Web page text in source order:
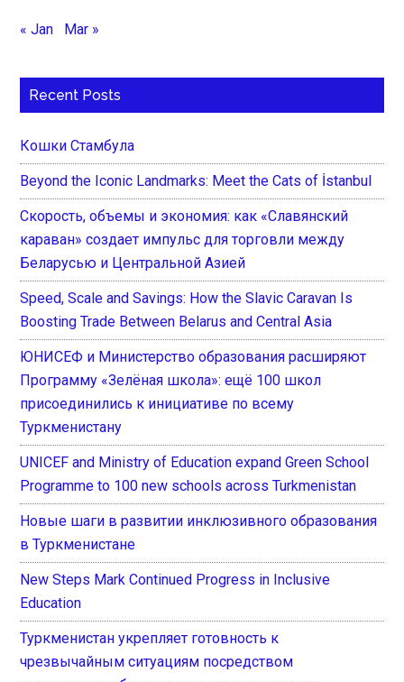
« Jan Mar »
Recent Posts
Кошки Стамбула
Beyond the Iconic Landmarks: Meet the Cats of İstanbul
Скорость, объемы и экономия: как «Славянский
караван» создает импульс для торговли между
Беларусью и Центральной Азией
Speed, Scale and Savings: How the Slavic Caravan Is
Boosting Trade Between Belarus and Central Asia
ЮНИСЕФ и Министерство образования расширяют
Программу «Зелёная школа»: ещё 100 школ
присоединились к инициативе по всему
Туркменистану
UNICEF and Ministry of Education expand Green School
Programme to 100 new schools across Turkmenistan
Новые шаги в развитии инклюзивного образования
в Туркменистане
New Steps Mark Continued Progress in Inclusive
Education
Туркменистан укрепляет готовность к
чрезвычайным ситуациям посредством